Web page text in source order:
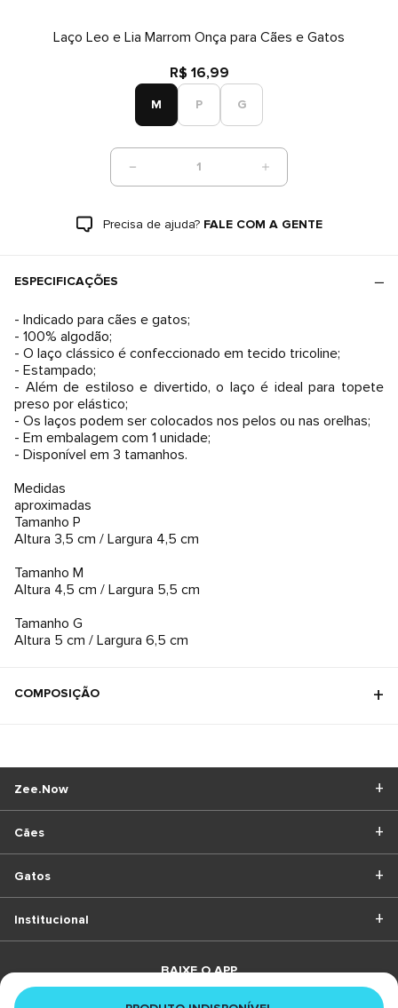
Laço Leo e Lia Marrom Onça para Cães e Gatos
R$ 16,99
M P G
1
Precisa de ajuda? FALE COM A GENTE
ESPECIFICAÇÕES
- Indicado para cães e gatos;
- 100% algodão;
- O laço clássico é confeccionado em tecido tricoline;
- Estampado;
- Além de estiloso e divertido, o laço é ideal para topete
preso por elástico;
- Os laços podem ser colocados nos pelos ou nas orelhas;
- Em embalagem com 1 unidade;
- Disponível em 3 tamanhos.
Medidas
aproximadas
Tamanho P
Altura 3,5 cm / Largura 4,5 cm
Tamanho M
Altura 4,5 cm / Largura 5,5 cm
Tamanho G
Altura 5 cm / Largura 6,5 cm
COMPOSIÇÃO
Cães
Gatos
Zee.Now
Institucional
BAIXE O APP